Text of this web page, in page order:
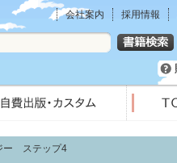
会社案内 採用情報
ー ステップ4